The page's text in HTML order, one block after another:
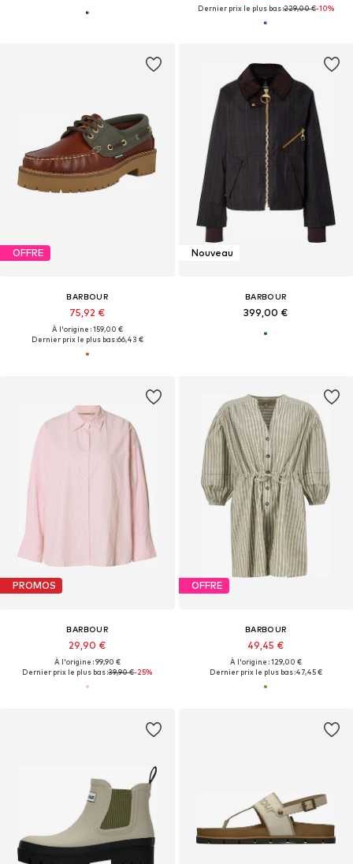
Dernier prix le plus bas :229,00 €-10%
OFFRE
BARBOUR
75,92 €
À l'origine : 159,00 €
Dernier prix le plus bas :66,43 €
Nouveau
BARBOUR
399,00 €
PROMOS
BARBOUR
29,90 €
À l'origine : 99,90 €
Dernier prix le plus bas :39,90 €-25%
OFFRE
BARBOUR
49,45 €
À l'origine : 129,00 €
Dernier prix le plus bas :47,45 €